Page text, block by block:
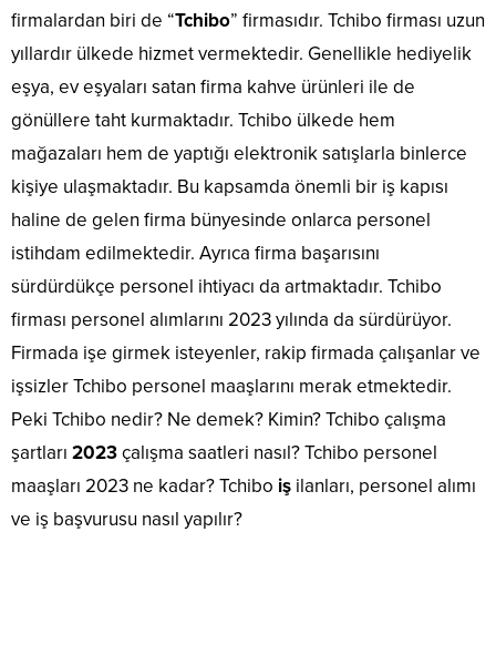
firmalardan biri de “Tchibo” firmasıdır. Tchibo firması uzun
yıllardır ülkede hizmet vermektedir. Genellikle hediyelik
eşya, ev eşyaları satan firma kahve ürünleri ile de
gönüllere taht kurmaktadır. Tchibo ülkede hem
mağazaları hem de yaptığı elektronik satışlarla binlerce
kişiye ulaşmaktadır. Bu kapsamda önemli bir iş kapısı
haline de gelen firma bünyesinde onlarca personel
istihdam edilmektedir. Ayrıca firma başarısını
sürdürdükçe personel ihtiyacı da artmaktadır. Tchibo
firması personel alımlarını 2023 yılında da sürdürüyor.
Firmada işe girmek isteyenler, rakip firmada çalışanlar ve
işsizler Tchibo personel maaşlarını merak etmektedir.
Peki Tchibo nedir? Ne demek? Kimin? Tchibo çalışma
şartları 2023çalışma saatleri nasıl? Tchibo personel
maaşları 2023 ne kadar? Tchibo iş ilanları, personel alımı
ve iş başvurusu nasıl yapılır?